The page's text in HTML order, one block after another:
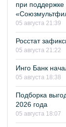
при
05 августа 21:39
Росстат
05 августа 21:22
Инго Банк
05 августа 18:38
Подборка
2026 года
05 августа 18:07